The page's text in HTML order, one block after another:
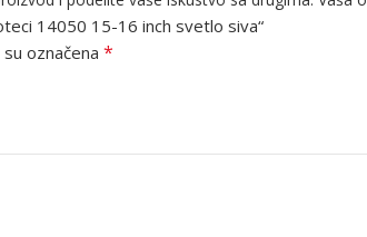
14050 15-16 inch svetlo siva“
označena *